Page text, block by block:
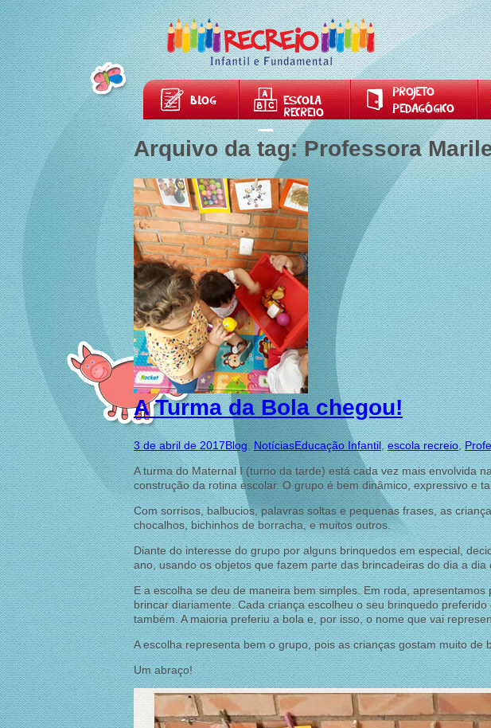
BLOG ESCOLA
RECREIO
PROJETO
PEDAGÓGICO
Arquivo da tag: Professora
A Turma da Bola chegou!
3 de abril de 2017Blog,NotíciasEducação Infantil,escola recreio,
A turma do Maternal I (turno da tarde) está cada vez mais envolvida
construção da rotina escolar. O grupo é bem dinâmico, expressivo e
Com sorrisos, balbucios, palavras soltas e pequenas frases, as
chocalhos, bichinhos de borracha, e muitos outros.
Diante do interesse do grupo por alguns brinquedos em especial,
ano, usando os objetos que fazem parte das brincadeiras do dia a dia
E a escolha se deu de maneira bem simples. Em roda,
brincar diariamente. Cada criança escolheu o seu brinquedo
também. A maioria preferiu a bola e, por isso, o nome que vai
A escolha representa bem o grupo, pois as crianças gostam muito de
Um abraço!